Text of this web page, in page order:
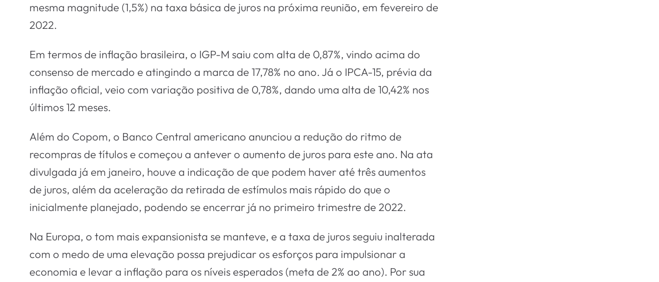
mesma magnitude (1,5%) na taxa básica de juros na próxima reunião, em fevereiro de
2022.
Em termos de inflação brasileira, o IGP-M saiu com alta de 0,87%, vindo acima do
consenso de mercado e atingindo a marca de 17,78% no ano. Já o IPCA-15, prévia da
inflação oficial, veio com variação positiva de 0,78%, dando uma alta de 10,42% nos
últimos 12 meses.
Além do Copom, o Banco Central americano anunciou a redução do ritmo de
recompras de títulos e começou a antever o aumento de juros para este ano. Na ata
divulgada já em janeiro, houve a indicação de que podem haver até três aumentos
de juros, além da aceleração da retirada de estímulos mais rápido do que o
inicialmente planejado, podendo se encerrar já no primeiro trimestre de 2022.
Na Europa, o tom mais expansionista se manteve, e a taxa de juros seguiu inalterada
com o medo de uma elevação possa prejudicar os esforços para impulsionar a
economia e levar a inflação para os níveis esperados (meta de 2% ao ano). Por sua